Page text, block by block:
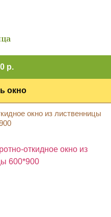
р.
окно
окно из лиственницы